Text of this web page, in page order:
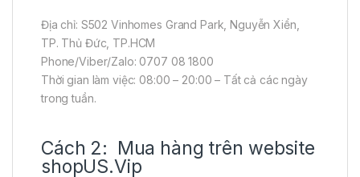
Địa chỉ: S502 Vinhomes Grand Park, Nguyễn Xiển,
TP. Thủ Đức, TP.HCM
Phone/Viber/Zalo: 0707 08 1800
Thời gian làm việc: 08:00 – 20:00 – Tất cả các ngày
trong tuần.
Cách 2: Mua hàng trên website
shopUS.Vip